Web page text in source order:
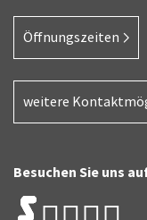
Öffnungszeiten
weitere
Besuchen Sie uns